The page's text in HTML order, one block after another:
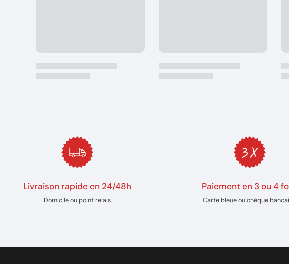
Livraison rapide en 24/48h
Domicile ou point relais
Paiement en 3 ou 4
Carte bleue ou chèque